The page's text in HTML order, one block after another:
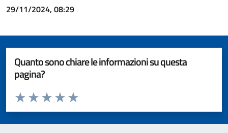
29/11/2024, 08:29
Quanto sono chiare le informazioni su questa
pagina?
Valuta da 1 a 5 stelle la pagina
Valuta 5 stelle su 5
Valuta 4 stelle su 5
Valuta 3 stelle su 5
Valuta 2 stelle su 5
Valuta 1 stelle su 5